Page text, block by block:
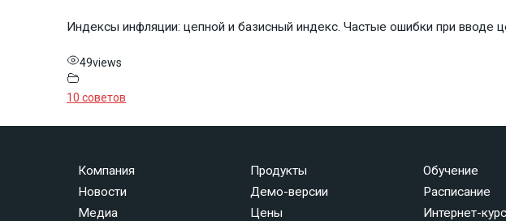
Индексы инфляции: цепной и базисный индекс. Частые ошибки при вводе
49views
10 советов
Компания
Новости
Медиа
Продукты
Демо-версии
Цены
Обучение
Расписание
Интернет-